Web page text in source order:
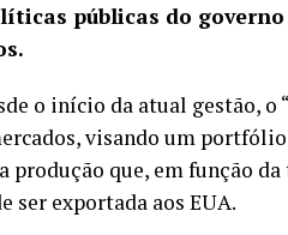
públicas do
o início da atual gestão,
visando um
produção que, em função
ser exportada aos EUA.